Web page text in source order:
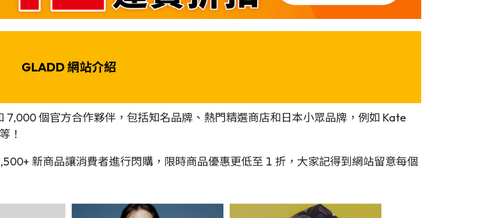
GLADD 網站介紹
個官方合作夥伴，包括知名品牌、熱門精選商店和日本小眾品牌，例如 Kate
！
新商品讓消費者進行閃購，限時商品優惠更低至 1 折，大家記得到網站留意每個